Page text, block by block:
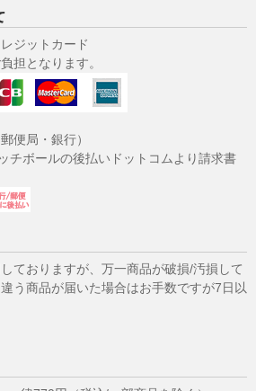
るにあたっての注意事項
連絡に必要な情報を入力していただきま
く入力してください。不備があった場
うまくできない場合があります。 なお入
は弊社サービスのご案内をさせていただ
できない方法による個人情報の取得
等を用いるなどして、本人が容易に認識
理措置について
は、漏洩、減失またはき損の防止と是
管理のために必要かつ適切な措置を講じ
した個人情報は当社において削除致しま
ジットカード
担となります。
便局・銀行）
チボールの後払いドットコムより請求書
ておりますが、万一商品が破損/汚損して
う商品が届いた場合はお手数ですが7日以